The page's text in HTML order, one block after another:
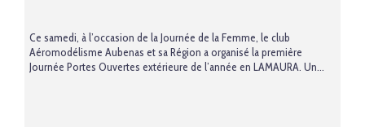
Ce samedi, à l’occasion de la Journée de la Femme, le club
Aéromodélisme Aubenas et sa Région a organisé la première
Journée Portes Ouvertes extérieure de l’année en LAMAURA. Un...